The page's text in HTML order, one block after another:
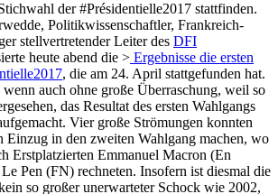
der #Présidentielle2017 stattfinden.
Politikwissenschaftler, Frankreich-
stellvertretender Leiter des DFI
heute abend die > Ergebnisse die ersten
, die am 24. April stattgefunden hat.
auch ohne große Überraschung, weil so
das Resultat des ersten Wahlgangs
Vier große Strömungen konnten
Einzug in den zweiten Wahlgang machen, wo
Erstplatzierten Emmanuel Macron (En
Pen (FN) rechneten. Insofern ist diesmal die
so großer unerwarteter Schock wie 2002,